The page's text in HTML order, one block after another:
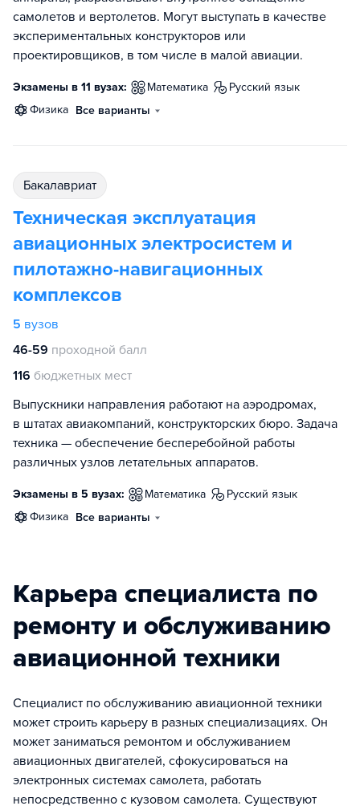
самолетов и вертолетов. Могут выступать в качестве
экспериментальных конструкторов или
проектировщиков, в том числе в малой авиации.
Экзамены в 11 вузах: математика
русский язык
физика Все варианты
бакалавриат
Техническая эксплуатация
авиационных электросистем и
пилотажно-навигационных
комплексов
5 вузов
46-59 проходной балл
116 бюджетных мест
Выпускники направления работают на аэродромах,
в штатах авиакомпаний, конструкторских бюро. Задача
техника — обеспечение бесперебойной работы
различных узлов летательных аппаратов.
Экзамены в 5 вузах: математика
русский язык
физика Все варианты
Карьера специалиста по
ремонту и обслуживанию
авиационной техники
Специалист по обслуживанию авиационной техники
может строить карьеру в разных специализациях. Он
может заниматься ремонтом и обслуживанием
авиационных двигателей, сфокусироваться на
электронных системах самолета, работать
непосредственно с кузовом самолета. Существуют